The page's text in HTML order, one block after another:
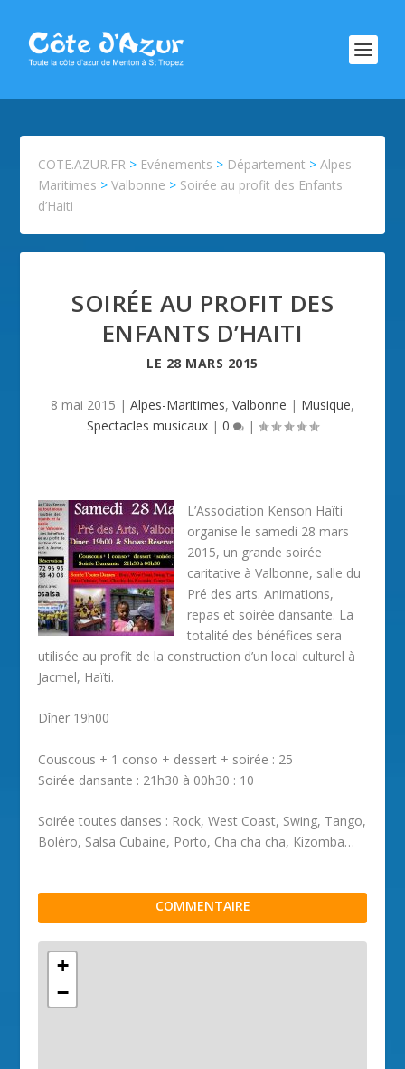
COTE.AZUR.FR > Evénements > Département >Alpes-
Maritimes >Valbonne > Soirée au profit des Enfants
d’Haiti
SOIRÉE AU PROFIT DES
ENFANTS D’HAITI
LE 28 MARS 2015
8 mai 2015 | Alpes-Maritimes, Valbonne | Musique,
Spectacles musicaux | 0 |
L’Association Kenson Haïti
organise le samedi 28 mars
2015, un grande soirée
caritative à Valbonne, salle du
Pré des arts. Animations,
repas et soirée dansante. La
totalité des bénéfices sera
utilisée au profit de la construction d’un local culturel à
Jacmel, Haïti.
Dîner 19h00
Couscous + 1 conso + dessert + soirée : 25
Soirée dansante : 21h30 à 00h30 : 10
Soirée toutes danses : Rock, West Coast, Swing, Tango,
Boléro, Salsa Cubaine, Porto, Cha cha cha, Kizomba…
COMMENTAIRE
+
−